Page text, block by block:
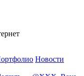
Новости